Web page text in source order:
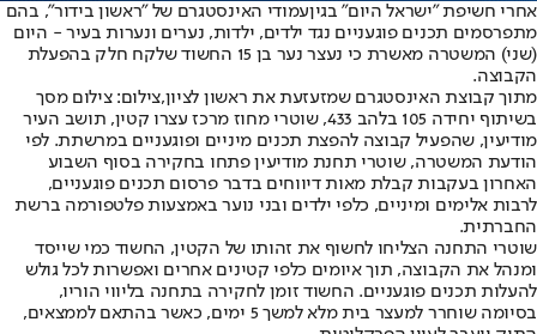
אחרי חשיפת ״ישראל היום״ בגיןעמודי האינסטגרם של ״ראשון בידור״, בהם
מתפרסמים תכנים פוגעניים נגד ילדים, ילדות, נערים ונערות בעיר - היום
(שני) המשטרה מאשרת כי נעצר נער בן 15 החשוד שלקח חלק בהפעלת
הקבוצה.
מתוך קבוצת האינסטגרם שמזעזעת את ראשון לציון,צילום: צילום מסך
בשיתוף יחידה 105 בלהב 433, שוטרי מחוז מרכז עצרו קטין, תושב העיר
מודיעין, שהפעיל קבוצה להפצת תכנים מיניים ופוגעניים במרשתת. לפי
הודעת המשטרה, שוטרי תחנת מודיעין פתחו בחקירה בסוף השבוע
האחרון בעקבות קבלת מאות דיווחים בדבר פרסום תכנים פוגעניים,
לרבות אלימים ומיניים, כלפי ילדים ובני נוער באמצעות פלטפורמה ברשת
החברתית.
שוטרי התחנה הצליחו לחשוף את זהותו של הקטין, החשוד כמי שייסד
ומנהל את הקבוצה, תוך איומים כלפי קטינים אחרים ואפשרות לכל גולש
להעלות תכנים פוגעניים. החשוד זומן לחקירה בתחנה בליווי הוריו,
בסיומה שוחרר למעצר בית מלא למשך 5 ימים, כאשר בהתאם לממצאים,